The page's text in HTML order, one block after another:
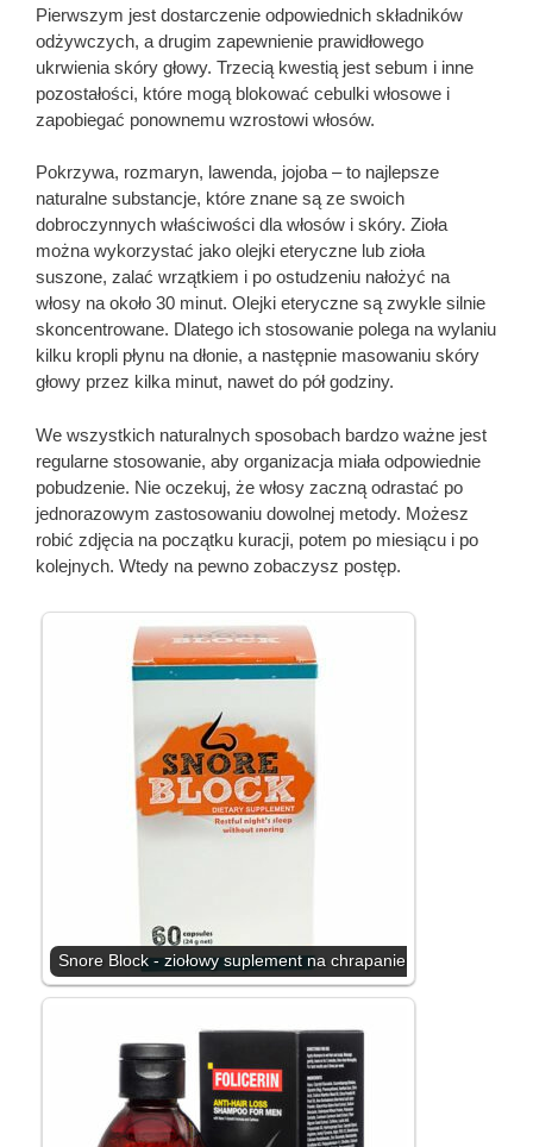
Pierwszym jest dostarczenie odpowiednich składników
odżywczych, a drugim zapewnienie prawidłowego
ukrwienia skóry głowy. Trzecią kwestią jest sebum i inne
pozostałości, które mogą blokować cebulki włosowe i
zapobiegać ponownemu wzrostowi włosów.
Pokrzywa, rozmaryn, lawenda, jojoba – to najlepsze
naturalne substancje, które znane są ze swoich
dobroczynnych właściwości dla włosów i skóry. Zioła
można wykorzystać jako olejki eteryczne lub zioła
suszone, zalać wrzątkiem i po ostudzeniu nałożyć na
włosy na około 30 minut. Olejki eteryczne są zwykle silnie
skoncentrowane. Dlatego ich stosowanie polega na wylaniu
kilku kropli płynu na dłonie, a następnie masowaniu skóry
głowy przez kilka minut, nawet do pół godziny.
We wszystkich naturalnych sposobach bardzo ważne jest
regularne stosowanie, aby organizacja miała odpowiednie
pobudzenie. Nie oczekuj, że włosy zaczną odrastać po
jednorazowym zastosowaniu dowolnej metody. Możesz
robić zdjęcia na początku kuracji, potem po miesiącu i po
kolejnych. Wtedy na pewno zobaczysz postęp.
Snore Block - ziołowy suplement na chrapanie